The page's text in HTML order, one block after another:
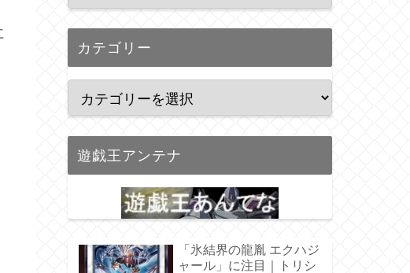
カテゴリー
遊戯王アンテナ
「氷結界の龍胤 エクハジ
ャール」に注目｜トリシ